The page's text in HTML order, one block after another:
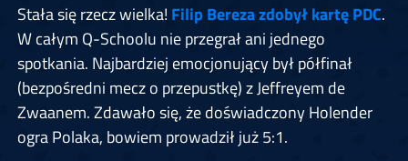
Stała się rzecz wielka! Filip Bereza zdobył kartę PDC.
W całym Q-Schoolu nie przegrał ani jednego
spotkania. Najbardziej emocjonujący był półfinał
(bezpośredni mecz o przepustkę) z Jeffreyem de
Zwaanem. Zdawało się, że doświadczony Holender
ogra Polaka, bowiem prowadził już 5:1.